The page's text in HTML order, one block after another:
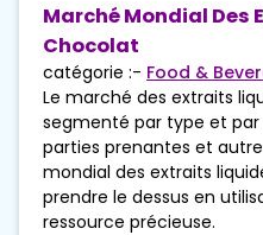
Marché Mondial Des
Chocolat
catégorie :- Food &
Le marché des extraits
segmenté par type et par
parties prenantes et
mondial des extraits
prendre le dessus en
ressource précieuse.